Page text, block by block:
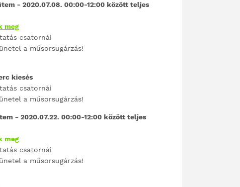
- 2020.07.08. 00:00-12:00 között teljes
meg
csatornái
a műsorsugárzás!
kiesés
csatornái
a műsorsugárzás!
- 2020.07.22. 00:00-12:00 között teljes
meg
csatornái
a műsorsugárzás!